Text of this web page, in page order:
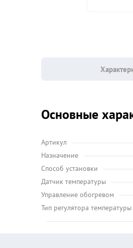
Основные
Артикул
Назначение
Способ установки
Датчик температуры
Управление обогревом
Тип регулятора температуры